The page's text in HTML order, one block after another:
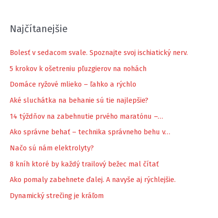
Najčítanejšie
Bolesť v sedacom svale. Spoznajte svoj ischiatický nerv.
5 krokov k ošetreniu pľuzgierov na nohách
Domáce ryžové mlieko – ľahko a rýchlo
Aké sluchátka na behanie sú tie najlepšie?
14 týždňov na zabehnutie prvého maratónu –…
Ako správne behať – technika správneho behu v…
Načo sú nám elektrolyty?
8 kníh ktoré by každý trailový bežec mal čítať
Ako pomaly zabehnete ďalej. A navyše aj rýchlejšie.
Dynamický strečing je kráľom